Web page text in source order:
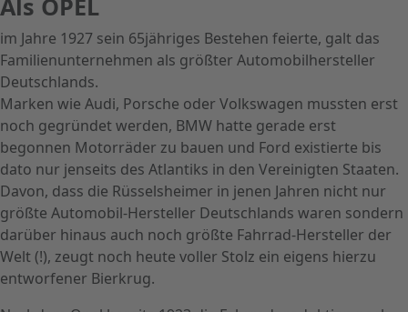
im Jahre 1927 sein 65jähriges Bestehen feierte, galt das
Familienunternehmen als größter Automobilhersteller
Deutschlands.
Marken wie Audi, Porsche oder Volkswagen mussten erst
noch gegründet werden, BMW hatte gerade erst
begonnen Motorräder zu bauen und Ford existierte bis
dato nur jenseits des Atlantiks in den Vereinigten Staaten.
Davon, dass die Rüsselsheimer in jenen Jahren nicht nur
größte Automobil-Hersteller Deutschlands waren sondern
darüber hinaus auch noch größte Fahrrad-Hersteller der
Welt (!), zeugt noch heute voller Stolz ein eigens hierzu
entworfener Bierkrug.